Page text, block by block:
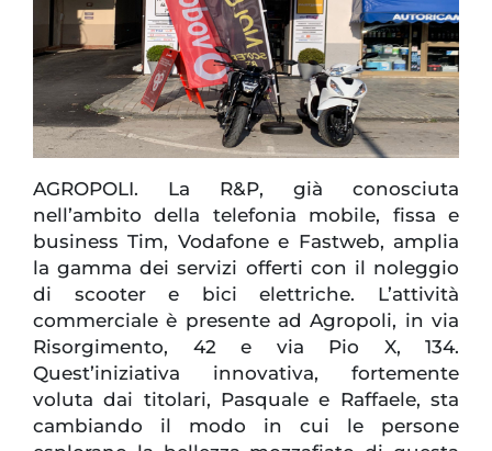
AGROPOLI. La R&P, già conosciuta
nell’ambito della telefonia mobile, fissa e
business Tim, Vodafone e Fastweb, amplia
la gamma dei servizi offerti con il noleggio
di scooter e bici elettriche. L’attività
commerciale è presente ad Agropoli, in via
Risorgimento, 42 e via Pio X, 134.
Quest’iniziativa innovativa, fortemente
voluta dai titolari, Pasquale e Raffaele, sta
cambiando il modo in cui le persone